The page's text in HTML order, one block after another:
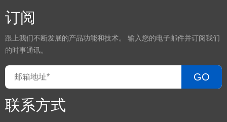
订阅
跟上我们不断发展的产品功能和技术。 输入您的电子邮件并订阅我们
的时事通讯。
GO
联系方式